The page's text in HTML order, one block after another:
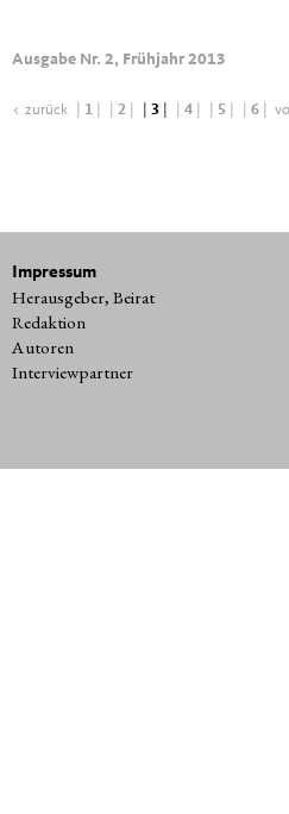
Ausgabe Nr. 2, Frühjahr 2013
< zurück 1 2 3 4 5 6
Impressum
Herausgeber, Beirat
Redaktion
Autoren
Interviewpartner